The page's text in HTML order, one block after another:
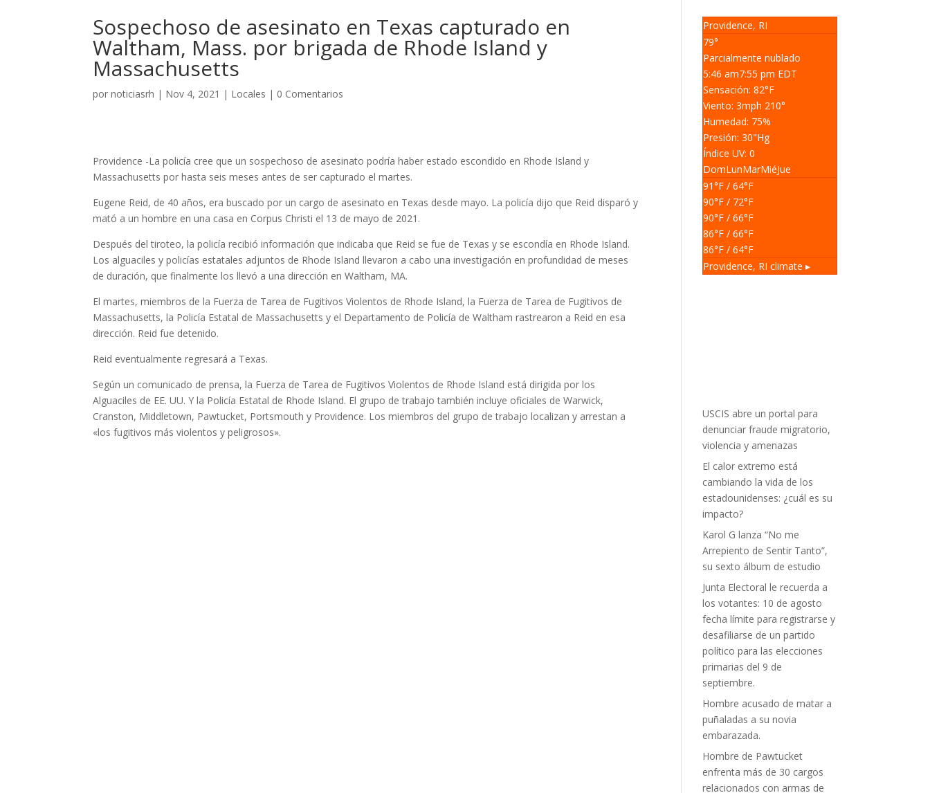
Sospechoso de asesinato en Texas capturado en
Waltham, Mass. por brigada de Rhode Island y
Massachusetts
pornoticiasrh | Nov 4, 2021 | Locales | 0 Comentarios
Providence -La policía cree que un sospechoso de asesinato podría haber estado escondido en Rhode Island y
Massachusetts por hasta seis meses antes de ser capturado el martes.
Eugene Reid, de 40 años, era buscado por un cargo de asesinato en Texas desde mayo. La policía dijo que Reid disparó y
mató a un hombre en una casa en Corpus Christi el 13 de mayo de 2021.
Después del tiroteo, la policía recibió información que indicaba que Reid se fue de Texas y se escondía en Rhode Island.
Los alguaciles y policías estatales adjuntos de Rhode Island llevaron a cabo una investigación en profundidad de meses
de duración, que finalmente los llevó a una dirección en Waltham, MA.
El martes, miembros de la Fuerza de Tarea de Fugitivos Violentos de Rhode Island, la Fuerza de Tarea de Fugitivos de
Massachusetts, la Policía Estatal de Massachusetts y el Departamento de Policía de Waltham rastrearon a Reid en esa
dirección. Reid fue detenido.
Reid eventualmente regresará a Texas.
Según un comunicado de prensa, la Fuerza de Tarea de Fugitivos Violentos de Rhode Island está dirigida por los
Alguaciles de EE. UU. Y la Policía Estatal de Rhode Island. El grupo de trabajo también incluye oficiales de Warwick,
Cranston, Middletown, Pawtucket, Portsmouth y Providence. Los miembros del grupo de trabajo localizan y arrestan a
«los fugitivos más violentos y peligrosos».
Providence, RI
79°
Parcialmente nublado
5:46 am7:55 pm EDT
Sensación: 82°F
Viento: 3mph 210°
Humedad: 75%
Presión: 30"Hg
Índice UV: 0
DomLunMarMiéJue
91°F / 64°F
90°F / 72°F
90°F / 66°F
86°F / 66°F
86°F / 64°F
Providence, RI climate ▸
USCIS abre un portal para
denunciar fraude migratorio,
violencia y amenazas
El calor extremo está
cambiando la vida de los
estadounidenses: ¿cuál es su
impacto?
Karol G lanza “No me
Arrepiento de Sentir Tanto”,
su sexto álbum de estudio
Junta Electoral le recuerda a
los votantes: 10 de agosto
fecha límite para registrarse y
desafiliarse de un partido
político para las elecciones
primarias del 9 de
septiembre.
Hombre acusado de matar a
puñaladas a su novia
embarazada.
Hombre de Pawtucket
enfrenta más de 30 cargos
relacionados con armas de